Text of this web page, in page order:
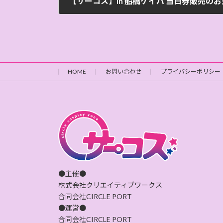
HOME お問い合わせ プライバシーポリシー
●主催●
株式会社クリエイティブワークス
合同会社CIRCLE PORT
●運営●
合同会社CIRCLE PORT